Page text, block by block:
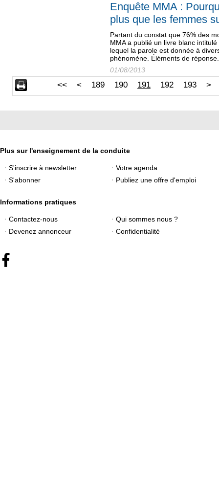
Enquête MMA :
plus que les femmes
Partant du constat que 76% des
MMA a publié un livre blanc
lequel la parole est donnée à
phénomène. Éléments de réponse.
01/08/2013
<< < 189 190 191 192 193 >
Plus sur l'enseignement de la conduite
S'inscrire à newsletter
Votre agenda
S'abonner
Publiez une offre d'emploi
Informations pratiques
Contactez-nous
Qui sommes nous ?
Devenez annonceur
Confidentialité